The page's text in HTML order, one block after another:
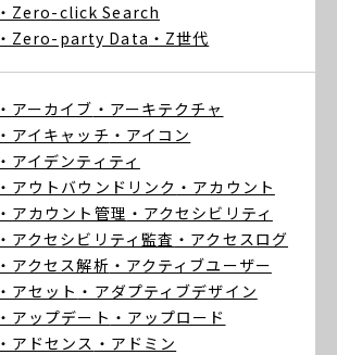
・Zero-click Search
・Zero-party Data ・Z世代
・アーカイブ ・アーキテクチャ
・アイキャッチ ・アイコン
・アイデンティティ
・アウトバウンドリンク ・アカウント
・アカウント管理 ・アクセシビリティ
・アクセシビリティ監査 ・アクセスログ
・アクセス解析 ・アクティブユーザー
・アセット ・アダプティブデザイン
・アップデート ・アップロード
・アドセンス ・アドミン